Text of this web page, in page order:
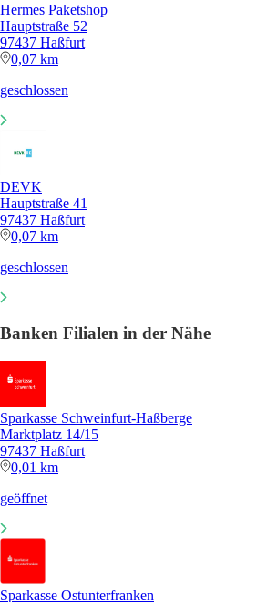
Hermes Paketshop
Hauptstraße 52
97437 Haßfurt
0,07 km
geschlossen
DEVK
Hauptstraße 41
97437 Haßfurt
0,07 km
geschlossen
Banken Filialen in der Nähe
Sparkasse Schweinfurt-Haßberge
Marktplatz 14/15
97437 Haßfurt
0,01 km
geöffnet
Sparkasse Ostunterfranken